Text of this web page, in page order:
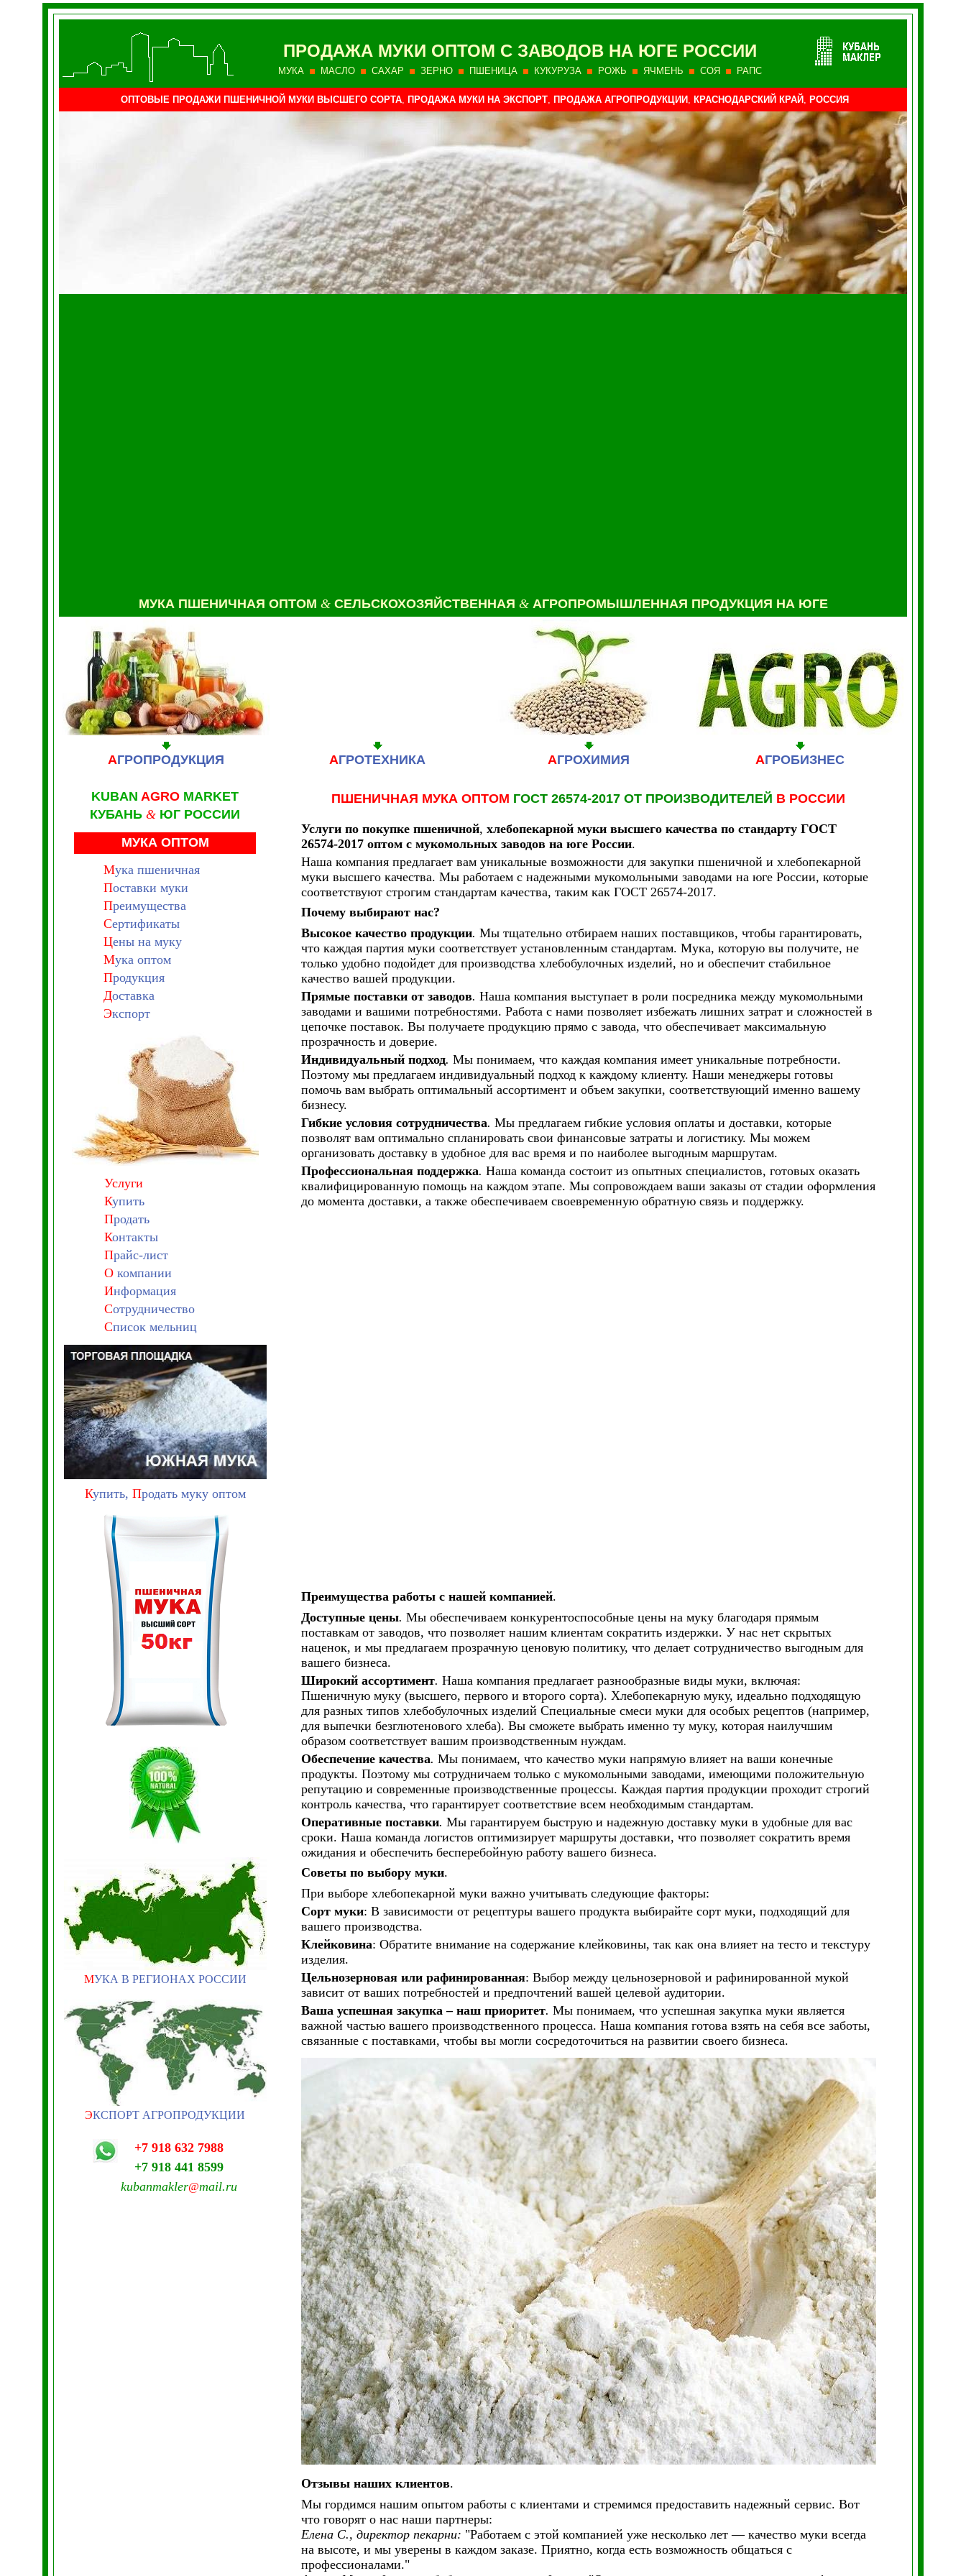
ПРОДАЖА МУКИ ОПТОМ С ЗАВОДОВ НА ЮГЕ РОССИИ
МУКА МАСЛО САХАР ЗЕРНО ПШЕНИЦА КУКУРУЗА РОЖЬ ЯЧМЕНЬ СОЯ РАПС
ОПТОВЫЕ ПРОДАЖИ ПШЕНИЧНОЙ МУКИ ВЫСШЕГО СОРТА, ПРОДАЖА МУКИ НА ЭКСПОРТ, ПРОДАЖА АГРОПРОДУКЦИИ , КРАСНОДАРСКИЙ КРАЙ , РОССИЯ
МУКА ПШЕНИЧНАЯ ОПТОМ & СЕЛЬСКОХОЗЯЙСТВЕННАЯ & АГРОПРОМЫШЛЕННАЯ ПРОДУКЦИЯ НА ЮГЕ
АГРОПРОДУКЦИЯ АГРОТЕХНИКА АГРОХИМИЯ АГРОБИЗНЕС
KUBAN AGRO MARKET
КУБАНЬ & ЮГ РОССИИ
МУКА ОПТОМ
Мука пшеничная
Поставки муки
Преимущества
Сертификаты
Цены на муку
Мука оптом
Продукция
Доставка
Экспорт
Услуги
Купить
Продать
Контакты
Прайс-лист
Окомпании
Информация
Сотрудничество
Список мельниц
Купить, Продать муку оптом
МУКА В РЕГИОНАХ РОССИИ
ЭКСПОРТ АГРОПРОДУКЦИИ
+7 918 632 7988
+7 918 441 8599
kubanmakler@mail.ru
ПШЕНИЧНАЯ МУКА ОПТОМ ГОСТ 26574-2017 ОТ ПРОИЗВОДИТЕЛЕЙ В РОССИИ
Услуги по покупке пшеничной, хлебопекарной муки высшего качества по стандарту ГОСТ
26574-2017 оптом с мукомольных заводов на юге России.
Наша компания предлагает вам уникальные возможности для закупки пшеничной и хлебопекарной
муки высшего качества. Мы работаем с надежными мукомольными заводами на юге России, которые
соответствуют строгим стандартам качества, таким как ГОСТ 26574-2017.
Почему выбирают нас?
Высокое качество продукции. Мы тщательно отбираем наших поставщиков, чтобы гарантировать,
что каждая партия муки соответствует установленным стандартам. Мука, которую вы получите, не
только удобно подойдет для производства хлебобулочных изделий, но и обеспечит стабильное
качество вашей продукции.
Прямые поставки от заводов. Наша компания выступает в роли посредника между мукомольными
заводами и вашими потребностями. Работа с нами позволяет избежать лишних затрат и сложностей в
цепочке поставок. Вы получаете продукцию прямо с завода, что обеспечивает максимальную
прозрачность и доверие.
Индивидуальный подход. Мы понимаем, что каждая компания имеет уникальные потребности.
Поэтому мы предлагаем индивидуальный подход к каждому клиенту. Наши менеджеры готовы
помочь вам выбрать оптимальный ассортимент и объем закупки, соответствующий именно вашему
бизнесу.
Гибкие условия сотрудничества. Мы предлагаем гибкие условия оплаты и доставки, которые
позволят вам оптимально спланировать свои финансовые затраты и логистику. Мы можем
организовать доставку в удобное для вас время и по наиболее выгодным маршрутам.
Профессиональная поддержка. Наша команда состоит из опытных специалистов, готовых оказать
квалифицированную помощь на каждом этапе. Мы сопровождаем ваши заказы от стадии оформления
до момента доставки, а также обеспечиваем своевременную обратную связь и поддержку.
Преимущества работы с нашей компанией.
Доступные цены. Мы обеспечиваем конкурентоспособные цены на муку благодаря прямым
поставкам от заводов, что позволяет нашим клиентам сократить издержки. У нас нет скрытых
наценок, и мы предлагаем прозрачную ценовую политику, что делает сотрудничество выгодным для
вашего бизнеса.
Широкий ассортимент. Наша компания предлагает разнообразные виды муки, включая:
Пшеничную муку (высшего, первого и второго сорта). Хлебопекарную муку, идеально подходящую
для разных типов хлебобулочных изделий Специальные смеси муки для особых рецептов (например,
для выпечки безглютенового хлеба). Вы сможете выбрать именно ту муку, которая наилучшим
образом соответствует вашим производственным нуждам.
Обеспечение качества. Мы понимаем, что качество муки напрямую влияет на ваши конечные
продукты. Поэтому мы сотрудничаем только с мукомольными заводами, имеющими положительную
репутацию и современные производственные процессы. Каждая партия продукции проходит строгий
контроль качества, что гарантирует соответствие всем необходимым стандартам.
Оперативные поставки. Мы гарантируем быструю и надежную доставку муки в удобные для вас
сроки. Наша команда логистов оптимизирует маршруты доставки, что позволяет сократить время
ожидания и обеспечить бесперебойную работу вашего бизнеса.
Советы по выбору муки.
При выборе хлебопекарной муки важно учитывать следующие факторы:
Сорт муки: В зависимости от рецептуры вашего продукта выбирайте сорт муки, подходящий для
вашего производства.
Клейковина: Обратите внимание на содержание клейковины, так как она влияет на тесто и текстуру
изделия.
Цельнозерновая или рафинированная: Выбор между цельнозерновой и рафинированной мукой
зависит от ваших потребностей и предпочтений вашей целевой аудитории.
Ваша успешная закупка – наш приоритет. Мы понимаем, что успешная закупка муки является
важной частью вашего производственного процесса. Наша компания готова взять на себя все заботы,
связанные с поставками, чтобы вы могли сосредоточиться на развитии своего бизнеса.
Отзывы наших клиентов.
Мы гордимся нашим опытом работы с клиентами и стремимся предоставить надежный сервис. Вот
что говорят о нас наши партнеры:
Елена С., директор пекарни: "Работаем с этой компанией уже несколько лет — качество муки всегда
на высоте, и мы уверены в каждом заказе. Приятно, когда есть возможность общаться с
профессионалами."